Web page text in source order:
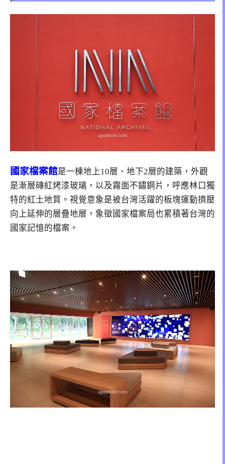
國家檔案館是一棟地上10層、地下2層的建築，外觀
是漸層磚紅烤漆玻璃，以及霧面不鏽鋼片，呼應林口獨
特的紅土地質。視覺意象是被台灣活躍的板塊運動擠壓
向上延伸的層疊地層，象徵國家檔案局也累積著台灣的
國家記憶的檔案。